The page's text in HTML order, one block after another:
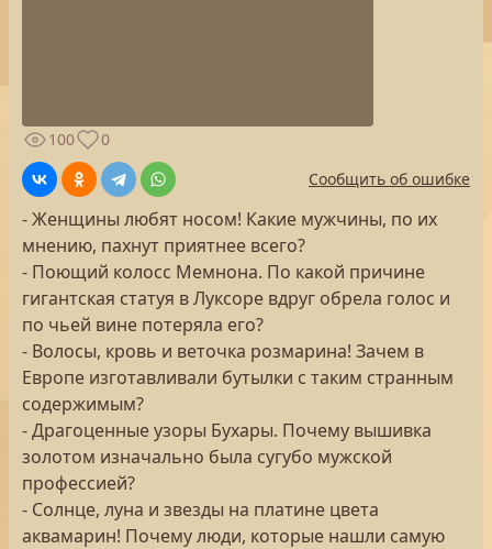
100
0
Сообщить об ошибке
- Женщины любят носом! Какие мужчины, по их
мнению, пахнут приятнее всего?
- Поющий колосс Мемнона. По какой причине
гигантская статуя в Луксоре вдруг обрела голос и
по чьей вине потеряла его?
- Волосы, кровь и веточка розмарина! Зачем в
Европе изготавливали бутылки с таким странным
содержимым?
- Драгоценные узоры Бухары. Почему вышивка
золотом изначально была сугубо мужской
профессией?
- Солнце, луна и звезды на платине цвета
аквамарин! Почему люди, которые нашли самую